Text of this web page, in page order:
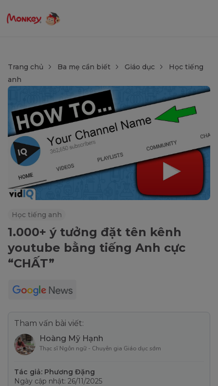
Trang chủ Ba mẹ cần biết Giáo dục
Học tiếng
anh
Học tiếng anh
1.000+ ý tưởng đặt tên kênh
youtube bằng tiếng Anh cực
“CHẤT”
Tham vấn bài viết:
Hoàng Mỹ Hạnh
Thạc sĩ Ngôn ngữ - Chuyên gia Giáo dục sớm
Tác giả: Phương Đặng
Ngày cập nhật: 26/11/2025